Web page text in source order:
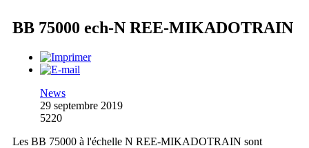
BB 75000 ech-N REE-MIKADOTRAIN
News
29 septembre 2019
5220
Les BB 75000 à l'échelle N REE-MIKADOTRAIN sont